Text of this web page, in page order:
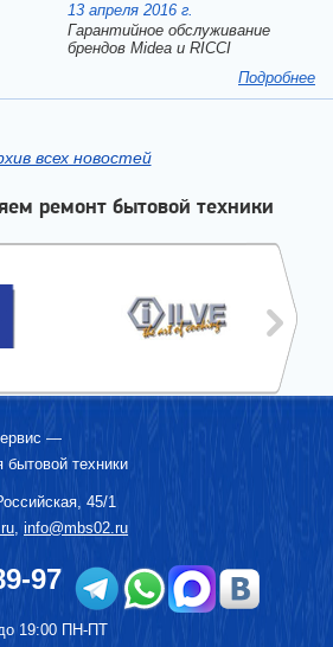
13 апреля 2016 г.
Гарантийное обслуживание
брендов Midea и RICCI
Подробнее
всех новостей
ремонт бытовой техники
—
бытовой техники
45/1
, info@mbs02.ru
97
19:00 ПН-ПТ